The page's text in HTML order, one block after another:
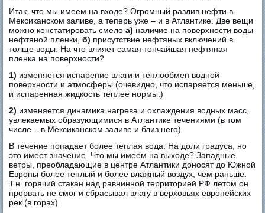
Итак, что мы имеем на входе? Огромный разлив нефти в
Мексиканском заливе, а теперь уже – и в Атлантике. Две вещи
можно констатировать смелоа) наличие на поверхности воды
нефтяной пленки,б) присутствие нефтяных включений в
толще воды. На что влияет самая тончайшая нефтяная
пленка на поверхности?
1) изменяется испарение влаги и теплообмен водной
поверхности и атмосферы (очевидно, что испаряется меньше,
и испаренная жидкость теплее нормы.)
2) изменяется динамика нагрева и охлаждения водных масс,
увлекаемых образующимися в Атлантике течениями (в том
числе – в Мексиканском заливе и близ него)
В течение попадает более теплая вода. На доли градуса, но
это имеет значение. Что мы имеем на выходе? Западные
ветры, преобладающие в центре Атлантики доносят до Южной
Европы более теплый и более влажный воздух, чем раньше.
Т.н. горячий стакан над равнинной территорией РФ летом он
прорвать не смог и сбрасывал влагу в верховьях европейских
рек (в горах)